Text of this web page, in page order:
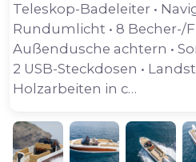
Teleskop-Badeleiter •
Rundumlicht • 8 Becher-/
Außendusche achtern •
2 USB-Steckdosen •
Holzarbeiten in c…